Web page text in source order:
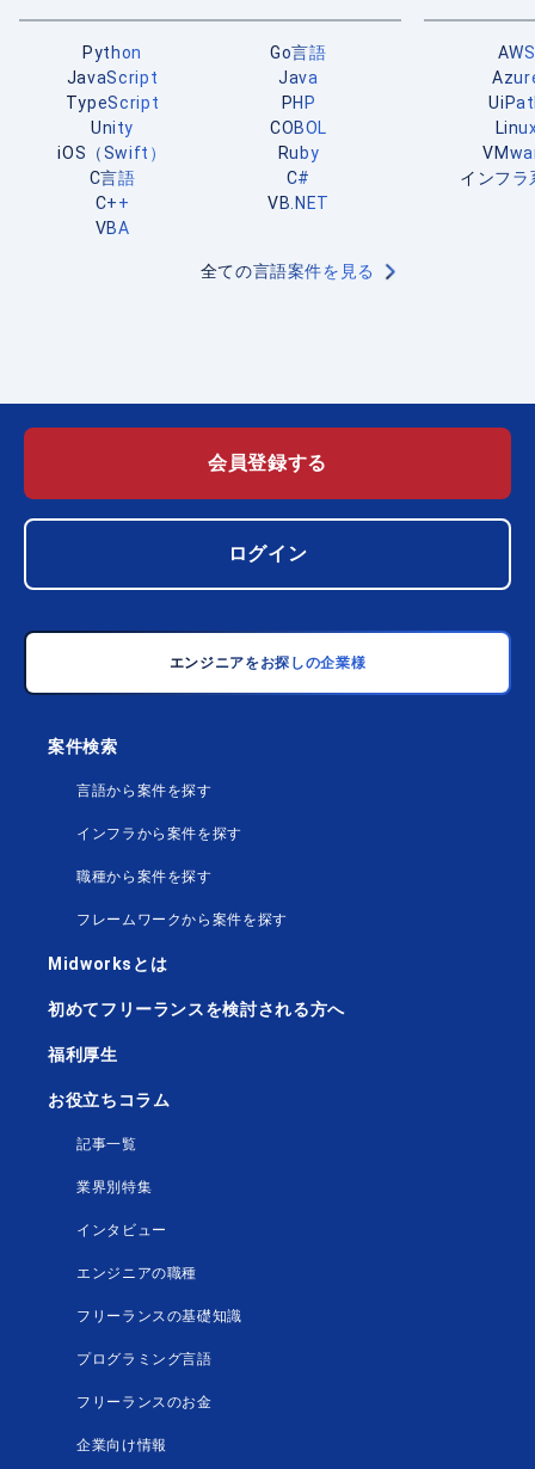
Python
Go言語
JavaScript
Java
TypeScript
PHP
Unity
COBOL
iOS（Swift）
Ruby
C言語
C#
C++
VB.NET
VBA
全ての言語案件を見る
AWS
インフラ
会員登録する
ログイン
エンジニアをお探しの企業様
案件検索
言語から案件を探す
インフラから案件を探す
職種から案件を探す
フレームワークから案件を探す
Midworksとは
初めてフリーランスを検討される方へ
福利厚生
お役立ちコラム
記事一覧
業界別特集
インタビュー
エンジニアの職種
フリーランスの基礎知識
プログラミング言語
フリーランスのお金
企業向け情報